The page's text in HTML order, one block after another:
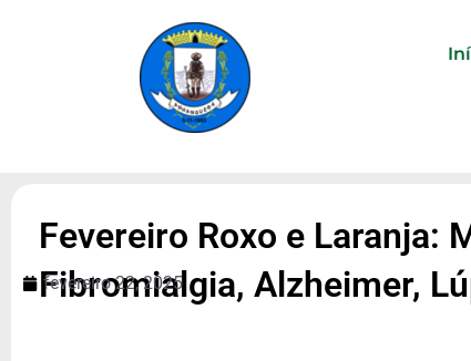
Fevereiro Roxo e Laranja:
Fibromialgia, Alzheimer,
fevereiro 22, 2025